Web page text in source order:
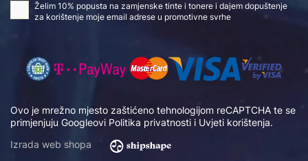
Ovo je mrežno mjesto zaštićeno tehnologijom reCAPTCHA te se
primjenjuju Googleovi Politika privatnosti i Uvjeti korištenja.
Izrada web shopa
Želim 10% popusta na zamjenske tinte i tonere i dajem dopuštenje
za korištenje moje email adrese u promotivne svrhe